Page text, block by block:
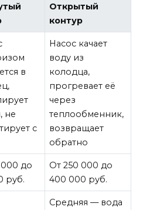
Открытый
контур
в
не
с
Насос качает
воду из
колодца,
прогревает её
через
теплообменник,
возвращает
обратно
до
руб.
От 250 000 до
400 000 руб.
Средняя — вода